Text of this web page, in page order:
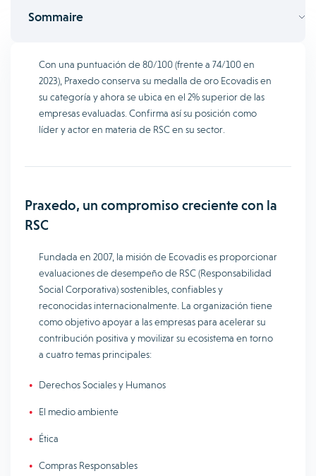
Sommaire
Con una puntuación de 80/100 (frente a 74/100 en
2023), Praxedo conserva su medalla de oro Ecovadis en
su categoría y ahora se ubica en el 2% superior de las
empresas evaluadas. Confirma así su posición como
líder y actor en materia de RSC en su sector.
Praxedo, un compromiso creciente con la
RSC
Fundada en 2007, la misión de Ecovadis es proporcionar
evaluaciones de desempeño de RSC (Responsabilidad
Social Corporativa) sostenibles, confiables y
reconocidas internacionalmente. La organización tiene
como objetivo apoyar a las empresas para acelerar su
contribución positiva y movilizar su ecosistema en torno
a cuatro temas principales:
Derechos Sociales y Humanos
El medio ambiente
Ética
Compras Responsables